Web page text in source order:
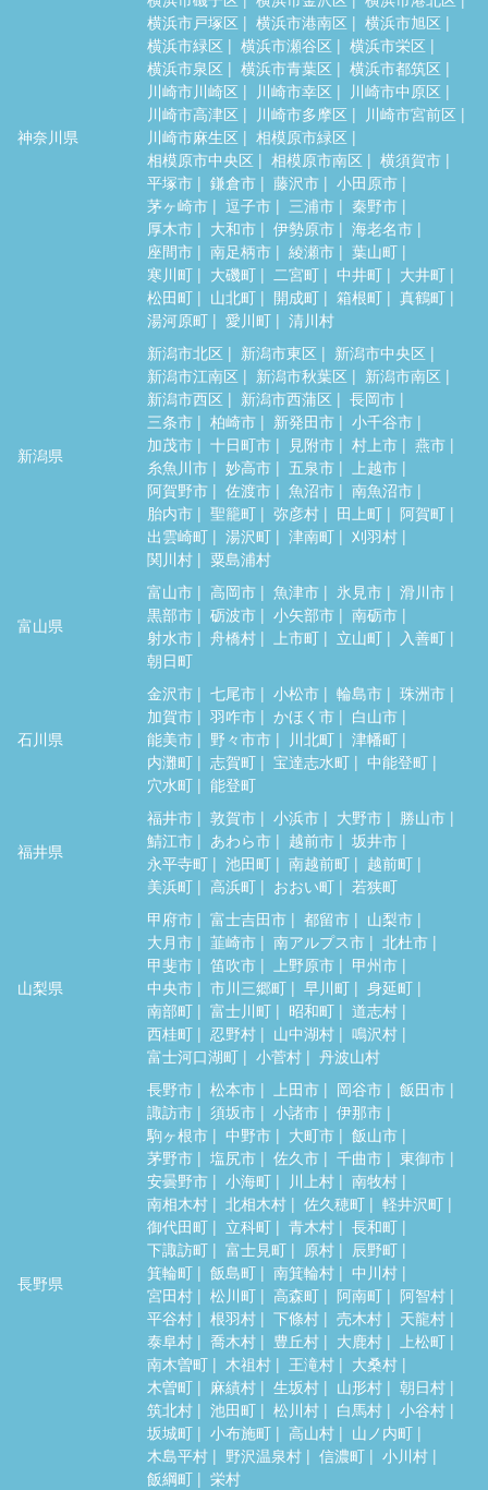
神奈川県
横浜市戸塚区
横浜市港南区
横浜市旭区
横浜市緑区
横浜市瀬谷区
横浜市栄区
横浜市泉区
横浜市青葉区
横浜市都筑区
川崎市川崎区
川崎市幸区
川崎市中原区
川崎市高津区
川崎市多摩区
川崎市宮前区
川崎市麻生区
相模原市緑区
相模原市中央区
相模原市南区
横須賀市
平塚市
鎌倉市 藤沢市
小田原市
茅ヶ崎市
逗子市 三浦市
秦野市
厚木市
大和市 伊勢原市
海老名市
座間市
南足柄市 綾瀬市
葉山町
寒川町
大磯町 二宮町 中井町
大井町
松田町
山北町 開成町 箱根町
真鶴町
湯河原町
愛川町 清川村
新潟県
新潟市北区 新潟市東区
新潟市中央区
新潟市江南区
新潟市秋葉区
新潟市南区
新潟市西区
新潟市西蒲区
長岡市
三条市
柏崎市 新発田市
小千谷市
加茂市
十日町市 見附市 村上市
燕市
糸魚川市
妙高市 五泉市
上越市
阿賀野市
佐渡市 魚沼市
南魚沼市
胎内市
聖籠町 弥彦村 田上町
阿賀町
出雲崎町
湯沢町 津南町
刈羽村
関川村
粟島浦村
富山県
富山市 高岡市 魚津市 氷見市
滑川市
黒部市
砺波市 小矢部市
南砺市
射水市
舟橋村 上市町 立山町
入善町
朝日町
石川県
金沢市 七尾市 小松市 輪島市
珠洲市
加賀市
羽咋市 かほく市
白山市
能美市
野々市市 川北町
津幡町
内灘町
志賀町 宝達志水町
中能登町
穴水町
能登町
福井県
福井市 敦賀市 小浜市 大野市
勝山市
鯖江市
あわら市 越前市
坂井市
永平寺町
池田町 南越前町
越前町
美浜町
高浜町 おおい町 若狭町
山梨県
甲府市 富士吉田市 都留市
山梨市
大月市
韮崎市 南アルプス市
北杜市
甲斐市
笛吹市 上野原市
甲州市
中央市
市川三郷町 早川町
身延町
南部町
富士川町 昭和町
道志村
西桂町
忍野村 山中湖村
鳴沢村
富士河口湖町
小菅村 丹波山村
長野県
長野市 松本市 上田市 岡谷市
飯田市
諏訪市
須坂市 小諸市
伊那市
駒ヶ根市
中野市 大町市
飯山市
茅野市
塩尻市 佐久市 千曲市
東御市
安曇野市
小海町 川上村
南牧村
南相木村
北相木村 佐久穂町
軽井沢町
御代田町
立科町 青木村
長和町
下諏訪町
富士見町 原村
辰野町
箕輪町
飯島町 南箕輪村
中川村
宮田村
松川町 高森町 阿南町
阿智村
平谷村
根羽村 下條村 売木村
天龍村
泰阜村
喬木村 豊丘村 大鹿村
上松町
南木曽町
木祖村 王滝村
大桑村
木曽町
麻績村 生坂村 山形村
朝日村
筑北村
池田町 松川村 白馬村
小谷村
坂城町
小布施町 高山村
山ノ内町
木島平村
野沢温泉村 信濃町
小川村
飯綱町
栄村